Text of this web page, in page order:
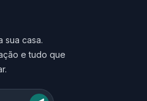
sua casa.
e tudo que